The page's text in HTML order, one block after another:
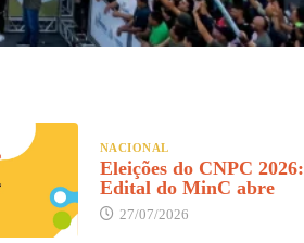
NACIONAL
Eleições do CNPC 2026:
Edital do MinC abre
27/07/2026